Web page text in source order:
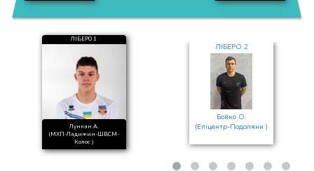
ЛІБЕРО 1
Лункан А.
(МХП-Ладижин-ШВСМ-
Колос )
ЛІБЕРО 2
Бойко О.
(Епіцентр-Подоляни )